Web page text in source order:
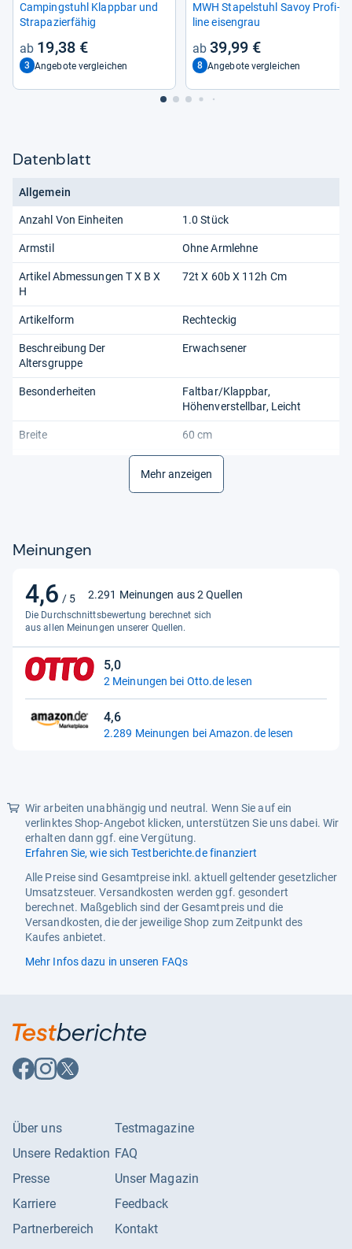
Cam­ping­stuhl Klapp­bar und
Stra­pa­zier­fä­hig
19,38 €
3 Angebote vergleichen
MWH Sta­pel­stuhl Savoy Pro­fi­
line eisen­grau
39,99 €
8 Angebote vergleichen
Datenblatt
Allgemein
Anzahl Von Einheiten 1.0 Stück
Armstil Ohne Armlehne
Artikel Abmessungen T X B X
H
72t X 60b X 112h Cm
Artikelform Rechteckig
Beschreibung Der
Altersgruppe
Erwachsener
Besonderheiten
Faltbar/Klappbar,
Höhenverstellbar, Leicht
Breite 60 cm
Empfohlene Verw.bereiche Für
Camping
Gewicht
Gewichtskapazität 150 kg
Herkunftsland
Hosenbeinart
Material Aluminium, Eisen
Muster Einfarbig
Packmaß 25(W) x 25(H) x 92(L)
Pflegehinweis Abwischen
Produktart Stuhl
Schlafsack Füllmaterial
Set enthält
Ursprungsland China
Verwendung Im Innen- Und
Mehr anzeigen
Meinungen
4,6 / 5
4,6
von
5
Sternen
2.291 Meinungen aus 2 Quellen
Die Durchschnittsbewertung berechnet sich
aus allen Meinungen unserer Quellen.
5,0
5,0
von
Sternen
2 Meinungen bei Otto.de lesen
4,6
4,6
von
2.289 Meinungen bei Amazon.de lesen
Wir arbeiten unabhängig und neutral. Wenn Sie auf ein
verlinktes Shop-Angebot klicken, unterstützen Sie uns dabei. Wir
erhalten dann ggf. eine Vergütung.
Erfahren Sie, wie sich Testberichte.de finanziert
Alle Preise sind Gesamtpreise inkl. aktuell geltender gesetzlicher
Umsatzsteuer. Versandkosten werden ggf. gesondert
berechnet. Maßgeblich sind der Gesamtpreis und die
Versandkosten, die der jeweilige Shop zum Zeitpunkt des
Kaufes anbietet.
Mehr Infos dazu in unseren FAQs
Auf
Facebook
Auf
Instagram
Auf
X
Über uns
Unsere Redaktion
Presse
Karriere
Partnerbereich
Testmagazine
FAQ
Unser Magazin
Feedback
Kontakt